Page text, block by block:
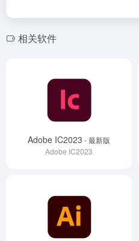
相关软件
Adobe IC2023 - 最新版
Adobe IC2023